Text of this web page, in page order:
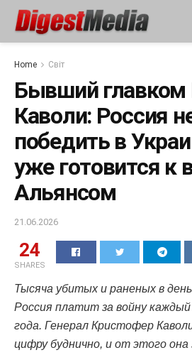
Home Світ
Бывший
Каволи: Россия
победить в
уже готовится к
Альянсом
21.06.2026
24
SHARES
Тысяча убитых и раненых в
Россия платит за войну каждый
года. Генерал Кристофер
цифру буднично, и от этого